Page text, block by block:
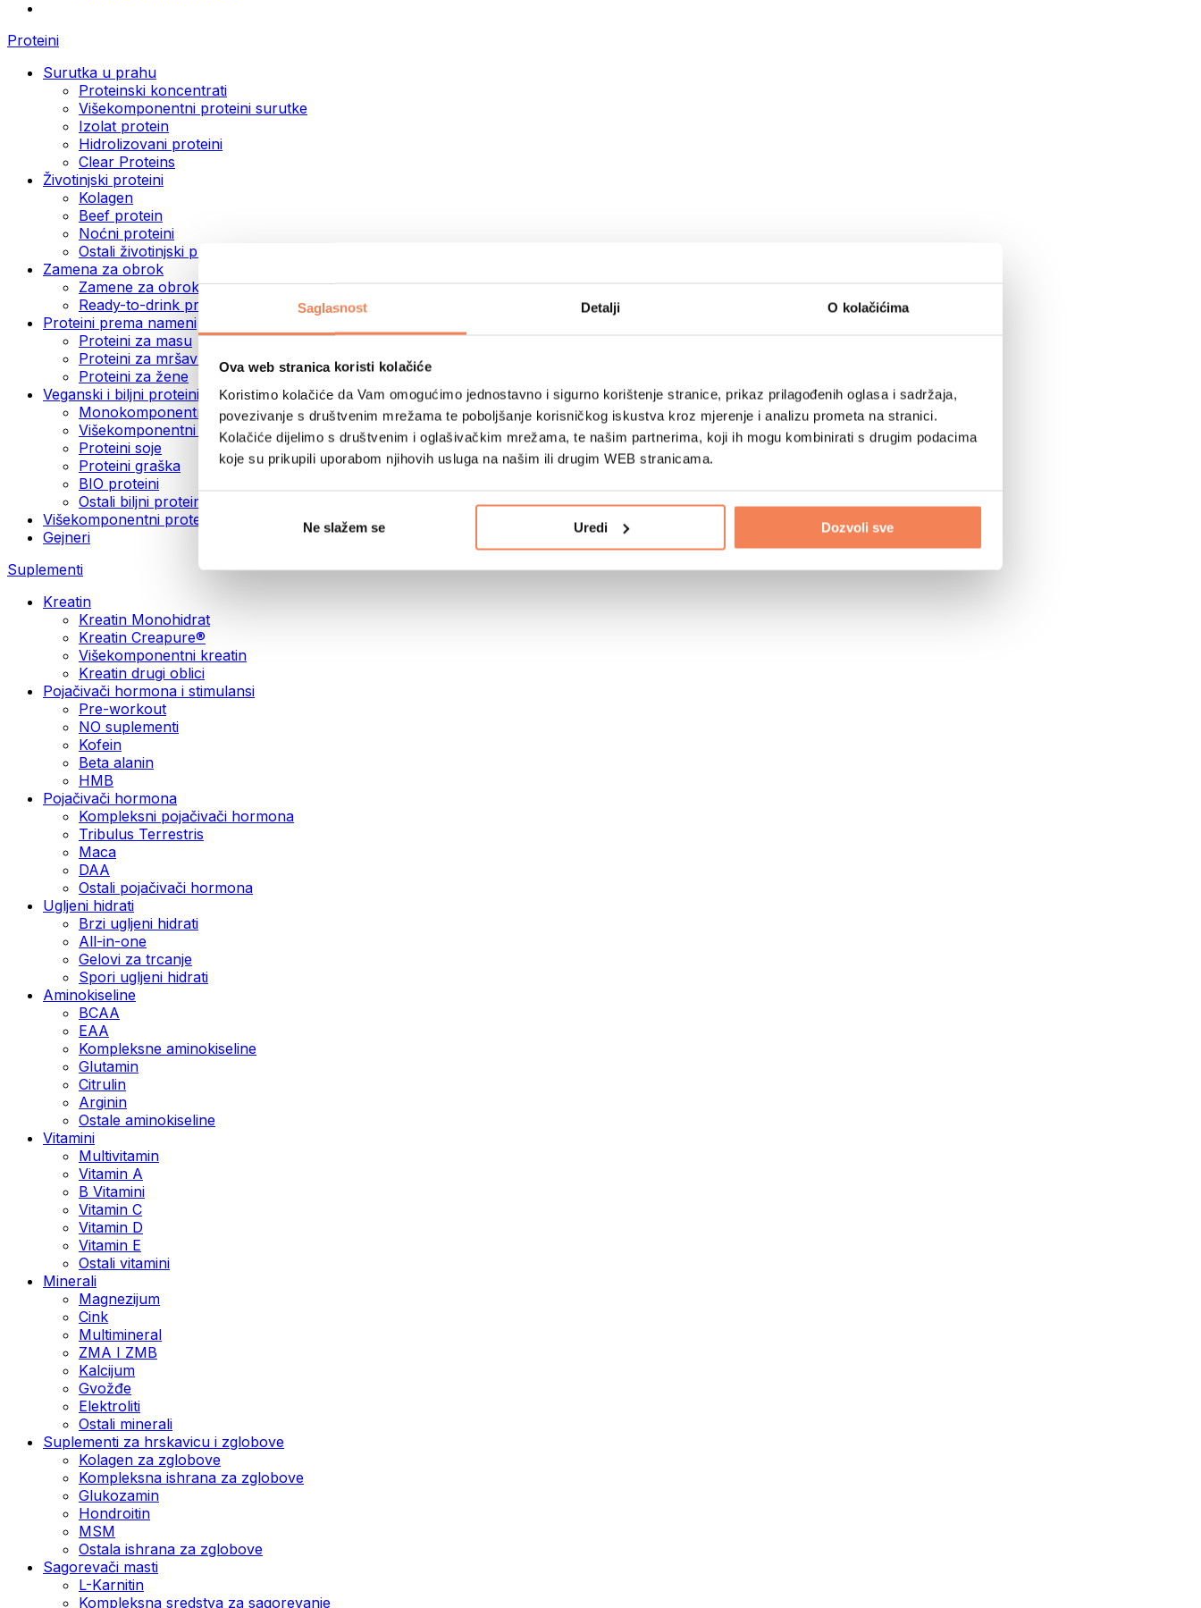
Saglasnost Detalji O kolačićima
Ova web stranica koristi kolačiće
Koristimo kolačiće da Vam omogućimo jednostavno i sigurno korištenje stranice, prikaz prilagođenih oglasa i sadržaja,
povezivanje s društvenim mrežama te poboljšanje korisničkog iskustva kroz mjerenje i analizu prometa na stranici.
Kolačiće dijelimo s društvenim i oglašivačkim mrežama, te našim partnerima, koji ih mogu kombinirati s drugim podacima
koje su prikupili uporabom njihovih usluga na našim ili drugim WEB stranicama.
Ne slažem se Uredi Dozvoli sve
Proteini
Surutka u prahu
Proteinski koncentrati
Višekomponentni proteini surutke
Izolat protein
Hidrolizovani proteini
Clear Proteins
Životinjski proteini
Kolagen
Beef protein
Noćni proteini
Ostali životinjski proteini
Zamena za obrok
Zamene za obrok u prahu
Ready-to-drink proteinski napici
Proteini prema nameni
Proteini za masu
Proteini za mršavljenje
Proteini za žene
Veganski i biljni proteini
Monokomponentni veganski proteini
Višekomponentni veganski proteini
Proteini soje
Proteini graška
BIO proteini
Ostali biljni proteini
Višekomponentni proteini
Gejneri
Suplementi
Kreatin
Kreatin Monohidrat
Kreatin Creapure®
Višekomponentni kreatin
Kreatin drugi oblici
Pojačivači hormona i stimulansi
Pre-workout
NO suplementi
Kofein
Beta alanin
HMB
Pojačivači hormona
Kompleksni pojačivači hormona
Tribulus Terrestris
Maca
DAA
Ostali pojačivači hormona
Ugljeni hidrati
Brzi ugljeni hidrati
All-in-one
Gelovi za trcanje
Spori ugljeni hidrati
Aminokiseline
BCAA
ЕАА
Kompleksne aminokiseline
Glutamin
Citrulin
Arginin
Ostale aminokiseline
Vitamini
Multivitamin
Vitamin A
B Vitamini
Vitamin C
Vitamin D
Vitamin E
Ostali vitamini
Minerali
Magnezijum
Cink
Multimineral
ZMA I ZMB
Kalcijum
Gvožđe
Elektroliti
Ostali minerali
Suplementi za hrskavicu i zglobove
Kolagen za zglobove
Kompleksna ishrana za zglobove
Glukozamin
Hondroitin
MSM
Ostala ishrana za zglobove
Sagorevači masti
L-Karnitin
Kompleksna sredstva za sagorevanje